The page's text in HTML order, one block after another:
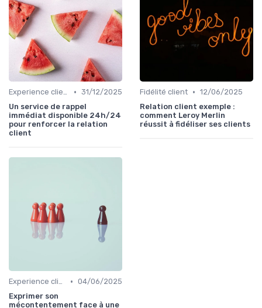
Experience client • 31/12/2025
Un service de rappel
immédiat disponible 24h/24
pour renforcer la relation
client
Fidélité client • 12/06/2025
Relation client exemple :
comment Leroy Merlin
réussit à fidéliser ses clients
Experience client • 04/06/2025
Exprimer son
mécontentement face à une